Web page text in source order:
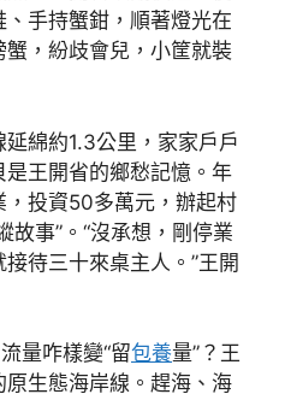
手持蟹鉗，順著燈光在
，紛歧會兒，小筐就裝
綿約1.3公里，家家戶戶
王開省的鄉愁記憶。年
投資50多萬元，辦起村
事”。“沒承想，剛停業
待三十來桌主人。”王開
量咋樣變“留包養量”？王
生態海岸線。趕海、海